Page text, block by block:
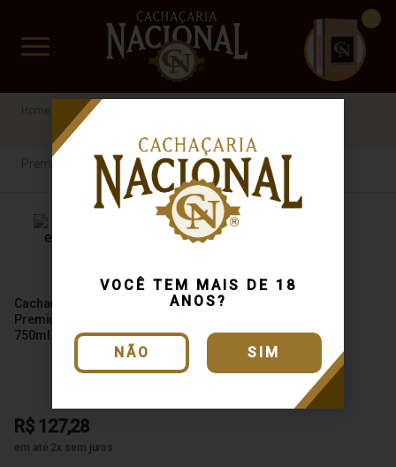
VOCÊ TEM MAIS DE 18
ANOS?
NÃO SIM
www.cachacarianacional.com.br
CUIDADO FRÁGIL
Cachaça
Cachaça Rio do Engenho
Premium Top 45 Bálsamo
750ml
R$ 127,28
em até 2x sem juros